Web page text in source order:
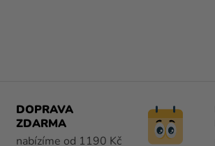
DOPRAVA
ZDARMA
nabízíme od 1190 Kč